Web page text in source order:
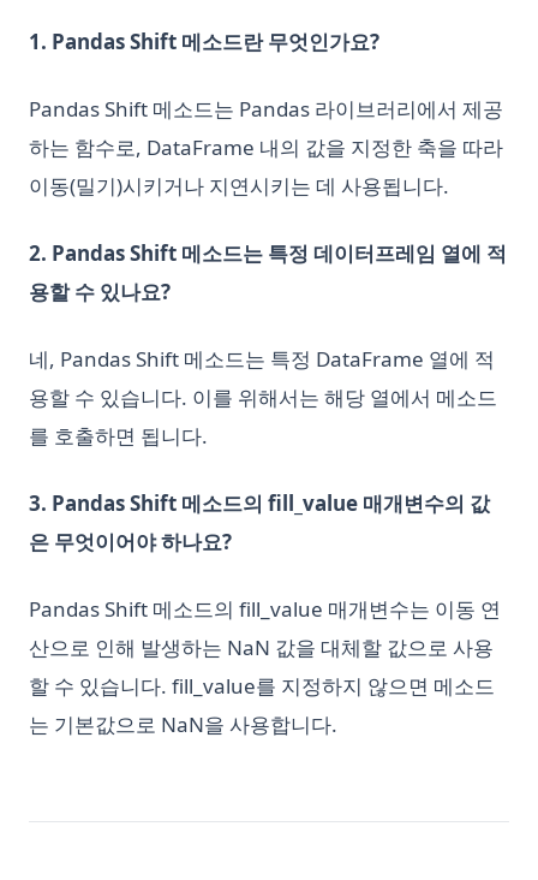
1. Pandas Shift 메소드란 무엇인가요?
Pandas Shift 메소드는 Pandas 라이브러리에서 제공
하는 함수로, DataFrame 내의 값을 지정한 축을 따라
이동(밀기)시키거나 지연시키는 데 사용됩니다.
2. Pandas Shift 메소드는 특정 데이터프레임 열에 적
용할 수 있나요?
네, Pandas Shift 메소드는 특정 DataFrame 열에 적
용할 수 있습니다. 이를 위해서는 해당 열에서 메소드
를 호출하면 됩니다.
3. Pandas Shift 메소드의 fill_value 매개변수의 값
은 무엇이어야 하나요?
Pandas Shift 메소드의 fill_value 매개변수는 이동 연
산으로 인해 발생하는 NaN 값을 대체할 값으로 사용
할 수 있습니다. fill_value를 지정하지 않으면 메소드
는 기본값으로 NaN을 사용합니다.